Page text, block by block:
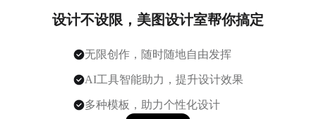
设计不设限，美图设计室帮你搞定
无限创作，随时随地自由发挥
AI工具智能助力，提升设计效果
多种模板，助力个性化设计